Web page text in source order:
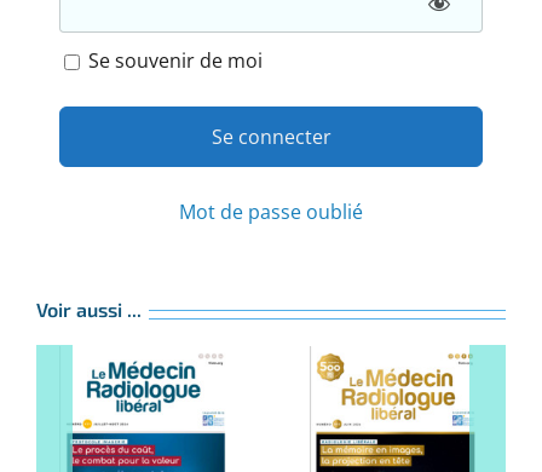
Se souvenir de moi
Mot de passe oublié
Voir aussi ...